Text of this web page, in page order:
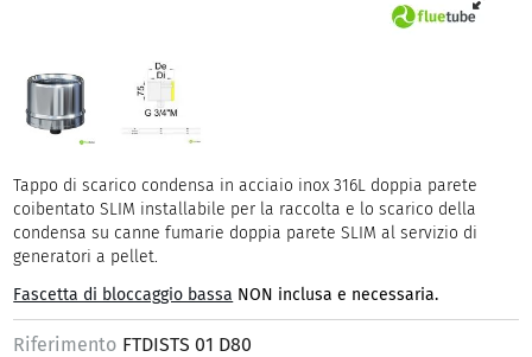
Tappo di scarico condensa in acciaio inox 316L doppia parete
coibentato SLIM installabile per la raccolta e lo scarico della
condensa su canne fumarie doppia parete SLIM al servizio di
generatori a pellet.
Fascetta di bloccaggio bassa NON inclusa e necessaria.
Riferimento FTDISTS 01 D80